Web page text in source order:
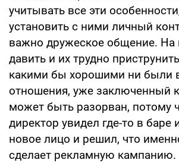
учитывать все эти
установить с ними личный
важно дружеское общение. На
давить и их трудно
какими бы хорошими ни были
отношения, уже заключенный
может быть разорван, потому
директор увидел где-то в баре
новое лицо и решил, что
сделает рекламную